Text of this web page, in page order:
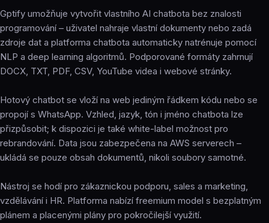
Gptify umožňuje vytvořit vlastního AI chatbota bez znalosti
programování – uživatel nahraje vlastní dokumenty nebo zadá
zdroje dat a platforma chatbota automaticky natrénuje pomocí
NLP a deep learning algoritmů. Podporované formáty zahrnují
DOCX, TXT, PDF, CSV, YouTube videa i webové stránky.
Hotový chatbot se vloží na web jediným řádkem kódu nebo se
propojí s WhatsApp. Vzhled, jazyk, tón i jméno chatbota lze
přizpůsobit; k dispozici je také white-label možnost pro
rebrandování. Data jsou zabezpečena na AWS serverech –
ukládá se pouze obsah dokumentů, nikoli soubory samotné.
Nástroj se hodí pro zákaznickou podporu, sales a marketing,
vzdělávání i HR. Platforma nabízí freemium model s bezplatným
plánem a placenými plány pro pokročilejší využití.